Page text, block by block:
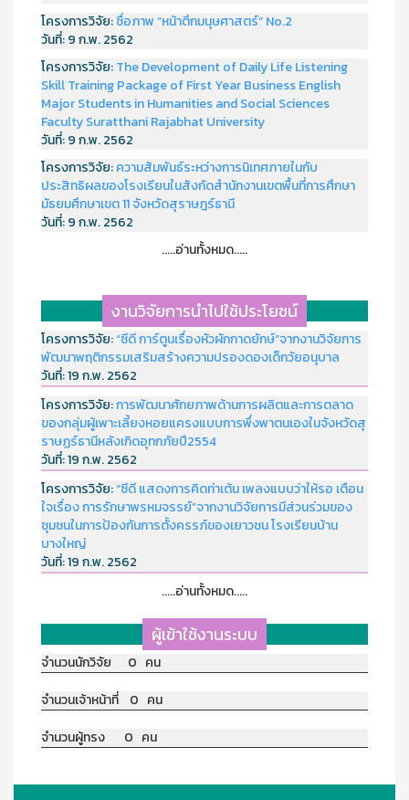
โครงการวิจัย:ชื่อภาพ “หน้าตึกมนุษศาสตร์” No.2
วันที่:9 ก.พ. 2562
โครงการวิจัย:The Development of Daily Life Listening
Skill Training Package of First Year Business English
Major Students in Humanities and Social Sciences
Faculty Suratthani Rajabhat University
วันที่:9 ก.พ. 2562
โครงการวิจัย:ความสัมพันธ์ระหว่างการนิเทศภายในกับ
ประสิทธิผลของโรงเรียนในสังกัดสำนักงานเขตพื้นที่การศึกษา
มัธยมศึกษาเขต 11 จังหวัดสุราษฎร์ธานี
วันที่:9 ก.พ. 2562
.....อ่านทั้งหมด.....
งานวิจัยการนำไปใช้ประโยชน์
โครงการวิจัย:“ซีดี การ์ตูนเรื่องหัวผักกาดยักษ์”จากงานวิจัยการ
พัฒนาพฤติกรรมเสริมสร้างความปรองดองเด็กวัยอนุบาล
วันที่:19 ก.พ. 2562
โครงการวิจัย:การพัฒนาศักยภาพด้านการผลิตและการตลาด
ของกลุ่มผู้เพาะเลี้ยงหอยแครงแบบการพึ่งพาตนเองในจังหวัดสุ
ราษฏร์ธานีหลังเกิดอุทกภัยปี2554
วันที่:19 ก.พ. 2562
โครงการวิจัย:“ซีดี แสดงการคิดท่าเต้น เพลงแบบว่าให้รอ เตือน
ใจเรื่อง การรักษาพรหมจรรย์”จากงานวิจัยการมีส่วนร่วมของ
ชุมชนในการป้องกันการตั้งครรภ์ของเยาวชน โรงเรียนบ้าน
บางใหญ่
วันที่:19 ก.พ. 2562
.....อ่านทั้งหมด.....
ผู้เข้าใช้งานระบบ
จำนวนนักวิจัย 0 คน
จำนวนเจ้าหน้าที่ 0 คน
จำนวนผู้ทรง 0 คน